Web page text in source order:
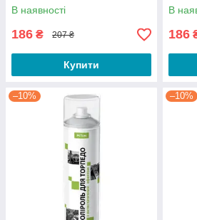
В наявності
186 ₴ 207 ₴
Купити
В
186
–10% –10%